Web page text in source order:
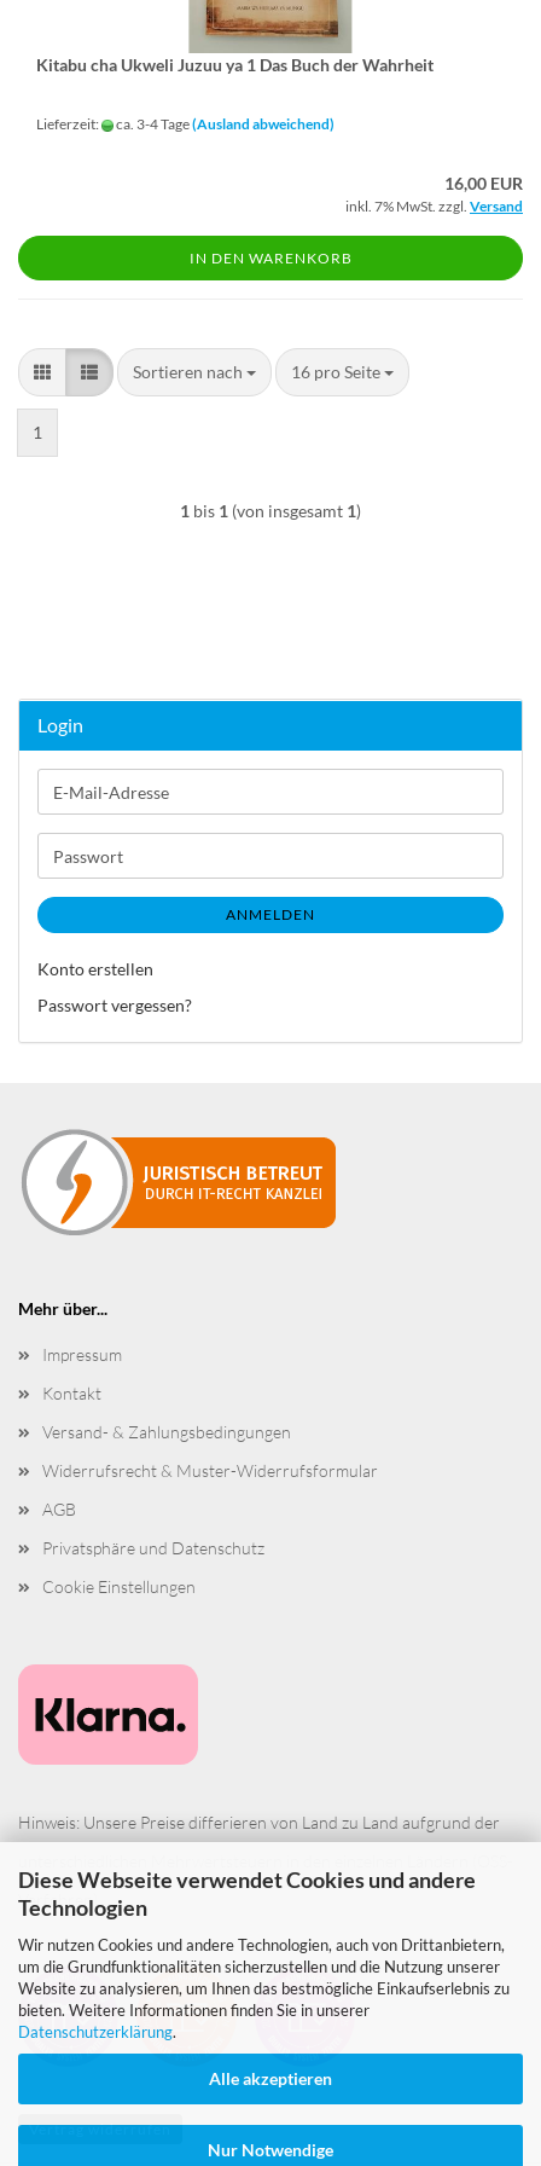
Diese Webseite verwendet Cookies und andere
Technologien
Wir nutzen Cookies und andere Technologien, auch von Drittanbietern,
um die Grundfunktionalitäten sicherzustellen und die Nutzung unserer
Website zu analysieren, um Ihnen das bestmögliche Einkaufserlebnis zu
bieten. Weitere Informationen finden Sie in unserer
Datenschutzerklärung.
Alle akzeptieren
Nur Notwendige
Ki­ta­bu cha Uk­we­li Juzuu ya 1 Das Buch der Wahr­heit
Lieferzeit: ca. 3-4 Tage(Ausland abweichend)
16,00 EUR
inkl. 7% MwSt. zzgl. Versand
IN DEN WARENKORB
Sortieren nach
Sortieren nach 16 pro Seite
pro Seite
1
1 bis 1 (von insgesamt 1)
Login
E-
Mail-
Adresse
Passwort
ANMELDEN
Konto erstellen
Passwort vergessen?
Mehr über...
Impressum
Kontakt
Versand- & Zahlungsbedingungen
Widerrufsrecht & Muster-Widerrufsformular
AGB
Privatsphäre und Datenschutz
Cookie Einstellungen
Hinweis: Unsere Preise differieren von Land zu Land aufgrund der
Verfahren).
Vertrag widerrufen